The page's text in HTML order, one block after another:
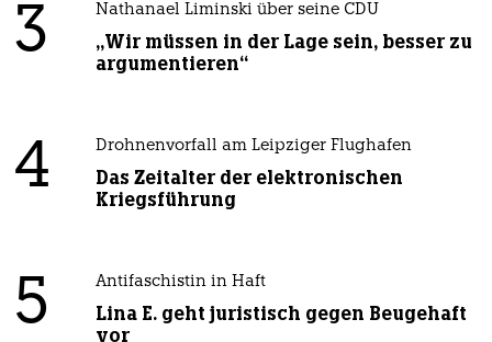
3 Nathanael Liminski über seine CDU
„Wir müssen in der Lage sein, besser zu
argumentieren“
4 Drohnenvorfall am Leipziger Flughafen
Das Zeitalter der elektronischen
Kriegsführung
5 Antifaschistin in Haft
Lina E. geht juristisch gegen Beugehaft
vor